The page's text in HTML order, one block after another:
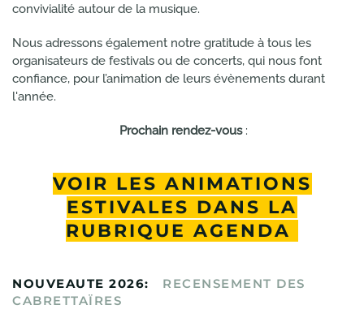
convivialité autour de la musique.
Nous adressons également notre gratitude à tous les
organisateurs de festivals ou de concerts, qui nous font
confiance, pour l’animation de leurs évènements durant
l'année.
Prochain rendez-vous:
VOIR LES ANIMATIONS
ESTIVALES DANS LA
RUBRIQUE AGENDA
NOUVEAUTE 2026:
RECENSEMENT DES
CABRETTAÏRES